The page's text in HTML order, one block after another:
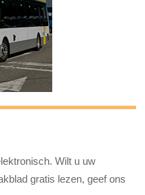
Wilt u uw
gratis lezen, geef ons